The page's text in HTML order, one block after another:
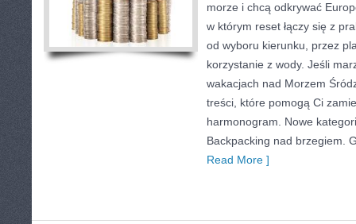
morze i chcą odkrywać
w którym reset łączy się z
od wyboru kierunku, przez
korzystanie z wody. Jeśli
wakacjach nad Morzem
treści, które pomogą Ci
harmonogram. Nowe
Backpacking nad brzegiem.
Read More ]